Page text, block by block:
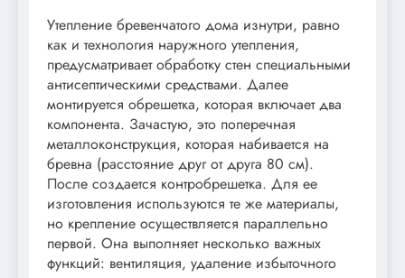
Утепление бревенчатого дома изнутри, равно
как и технология наружного утепления,
предусматривает обработку стен специальными
антисептическими средствами. Далее
монтируется обрешетка, которая включает два
компонента. Зачастую, это поперечная
металлоконструкция, которая набивается на
бревна (расстояние друг от друга 80 см).
После создается контробрешетка. Для ее
изготовления используются те же материалы,
но крепление осуществляется параллельно
первой. Она выполняет несколько важных
функций: вентиляция, удаление избыточного